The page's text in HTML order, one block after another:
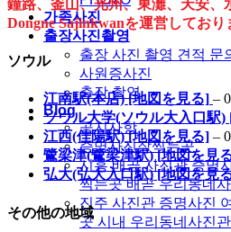
가족사진
출장사진촬영
출장 사진 촬영 견적 문
사원증사진
출장 촬영
Blog
공지사항
증명사진잘찍는곳
시흥 배곧 사진관 증명
찍는곳 배곧 우리동네
진주 사진관 증명사진
곳 시내 우리동네사진관
鐘路、釜山、光州、東灘、天安、
Dongne Sajinkwanを運営しており
ソウル
江南駅(本店) [地図を見る] –
ソウル大学(ソウル大入口駅)
江西(佳陽駅) [地図を見る] –
鷺梁津(鷺梁津駅) [地図を見
弘大(弘大入口駅) [地図を見
その他の地域